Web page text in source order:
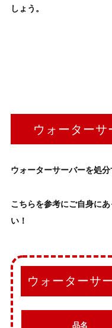
しょう。
ウォーター
ウォーターサーバーを処分
こちらを参考にご自身にあ
い！
ウォーターサ
品名